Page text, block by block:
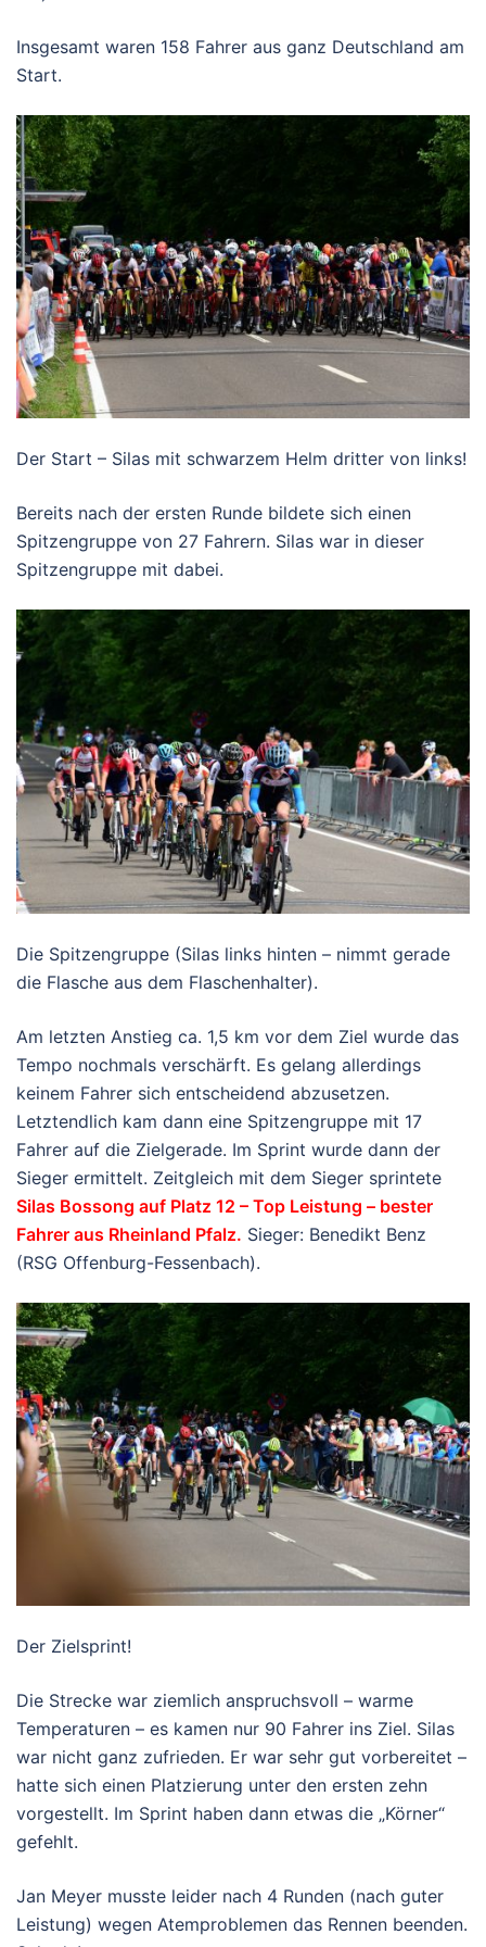
Insgesamt waren 158 Fahrer aus ganz Deutschland am
Start.
Der Start – Silas mit schwarzem Helm dritter von links!
Bereits nach der ersten Runde bildete sich einen
Spitzengruppe von 27 Fahrern. Silas war in dieser
Spitzengruppe mit dabei.
Die Spitzengruppe (Silas links hinten – nimmt gerade
die Flasche aus dem Flaschenhalter).
Am letzten Anstieg ca. 1,5 km vor dem Ziel wurde das
Tempo nochmals verschärft. Es gelang allerdings
keinem Fahrer sich entscheidend abzusetzen.
Letztendlich kam dann eine Spitzengruppe mit 17
Fahrer auf die Zielgerade. Im Sprint wurde dann der
Sieger ermittelt. Zeitgleich mit dem Sieger sprintete
Silas Bossong auf Platz 12 – Top Leistung – bester
Fahrer aus Rheinland Pfalz. Sieger: Benedikt Benz
(RSG Offenburg-Fessenbach).
Der Zielsprint!
Die Strecke war ziemlich anspruchsvoll – warme
Temperaturen – es kamen nur 90 Fahrer ins Ziel. Silas
war nicht ganz zufrieden. Er war sehr gut vorbereitet –
hatte sich einen Platzierung unter den ersten zehn
vorgestellt. Im Sprint haben dann etwas die „Körner“
gefehlt.
Jan Meyer musste leider nach 4 Runden (nach guter
Leistung) wegen Atemproblemen das Rennen beenden.